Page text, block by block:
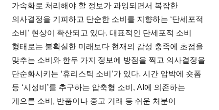
가속화로 처리해야 할 정보가 과잉되면서 복잡한
의사결정을 기피하고 단순한 소비를 지향하는 ‘단세포적
소비’ 현상이 확산되고 있다. 대표적인 단세포적 소비
형태로는 불확실한 미래보다 현재의 감성 충족에 초점을
맞추는 소비와 한두 가지 정보에 방점을 찍고 의사결정을
단순화시키는 ‘휴리스틱 소비’가 있다. 시간 압박에 숏폼
등 ‘시성비’를 추구하는 압축형 소비, AI에 의존하는
게으른 소비, 반품이나 중고 거래 등 쉬운 처분이